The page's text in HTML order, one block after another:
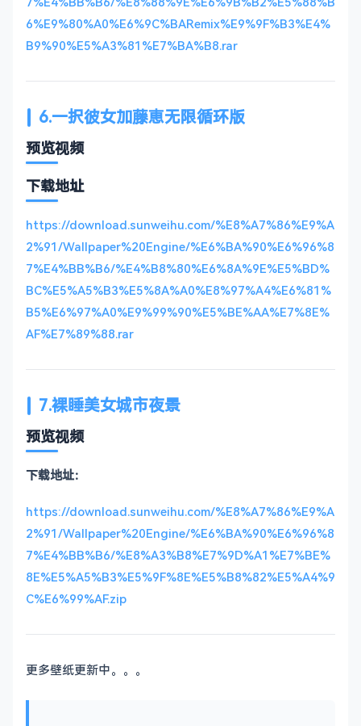
6%E9%80%A0%E6%9C%BARemix%E9%9F%B3%E4%
B9%90%E5%A3%81%E7%BA%B8.rar
6.一択彼女加藤恵无限循环版
预览视频
下载地址
https://download.sunweihu.com/%E8%A7%86%E9%A
2%91/Wallpaper%20Engine/%E6%BA%90%E6%96%8
7%E4%BB%B6/%E4%B8%80%E6%8A%9E%E5%BD%
BC%E5%A5%B3%E5%8A%A0%E8%97%A4%E6%81%
B5%E6%97%A0%E9%99%90%E5%BE%AA%E7%8E%
AF%E7%89%88.rar
7.裸睡美女城市夜景
预览视频
下载地址：
https://download.sunweihu.com/%E8%A7%86%E9%A
2%91/Wallpaper%20Engine/%E6%BA%90%E6%96%8
7%E4%BB%B6/%E8%A3%B8%E7%9D%A1%E7%BE%
8E%E5%A5%B3%E5%9F%8E%E5%B8%82%E5%A4%9
C%E6%99%AF.zip
更多壁纸更新中。。。